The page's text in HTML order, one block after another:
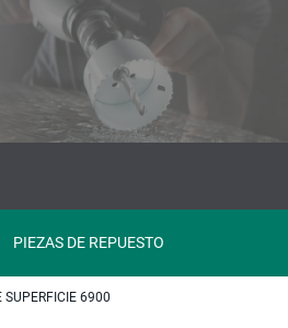
PIEZAS DE REPUESTO
SUPERFICIE 6900